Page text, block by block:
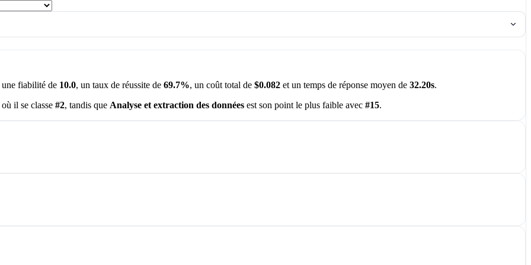
fiabilité de 10.0, un taux de réussite de 69.7%, un coût total de $0.082 et un temps de réponse moyen de 32.20s.
où il se classe #2, tandis que Analyse et extraction des données est son point le plus faible avec #15.